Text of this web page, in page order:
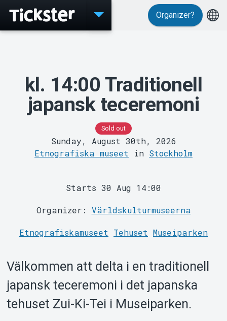
MyTickster
Organizer?
kl. 14:00 Traditionell
japansk teceremoni
Sold out
Sunday, August 30th, 2026
Etnografiska museet in Stockholm
Starts 30 Aug 14:00
Organizer: Världskulturmuseerna
Etnografiskamuseet Tehuset Museiparken
Välkommen att delta i en traditionell
japansk teceremoni i det japanska
tehuset Zui-Ki-Tei i Museiparken.